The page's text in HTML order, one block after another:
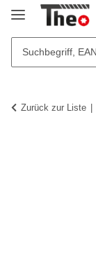
Zurück zur Liste